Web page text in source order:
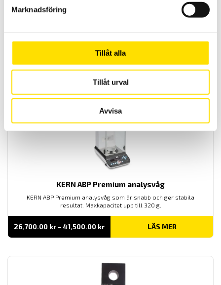
Marknadsföring
Tillåt alla
Tillåt urval
Avvisa
ET24 Dyna-Link är en kraftfull, lättanvänd dynamometer med
maxkapacitet mellan 100 ton och 500 ton.
KERN ABP Premium analysvåg
KERN ABP Premium analysvåg som är snabb och ger stabila
resultat. Maxkapacitet upp till 320 g.
26,700.00 kr – 41,500.00 krPrisintervall:
till
LÄS MER